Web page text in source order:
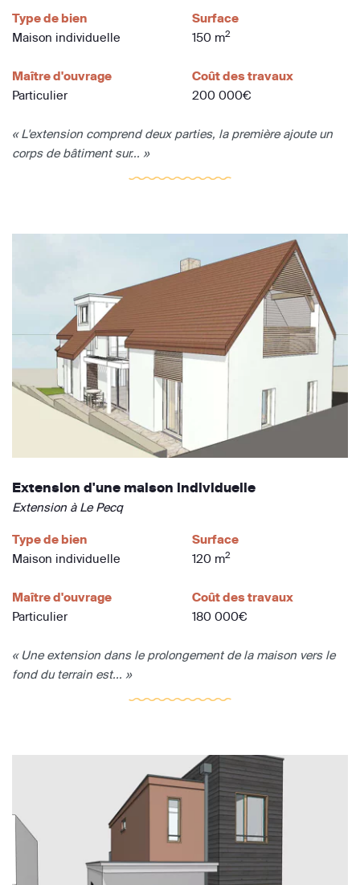
Type de bien
Maison individuelle
Surface
150 m2
Maître d'ouvrage
Particulier
Coût des travaux
200 000€
« L'extension comprend deux parties, la première ajoute un
corps de bâtiment sur... »
Extension d'une maison individuelle
Extension à Le Pecq
Type de bien
Maison individuelle
Surface
120 m2
Maître d'ouvrage
Particulier
Coût des travaux
180 000€
« Une extension dans le prolongement de la maison vers le
fond du terrain est... »